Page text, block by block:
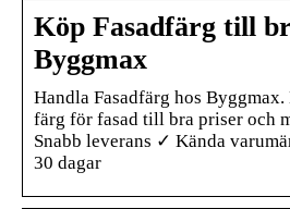
Köp Fasadfärg till
Byggmax
Handla Fasadfärg hos
färg för fasad till bra priser och
Snabb leverans ✓ Kända
30 dagar